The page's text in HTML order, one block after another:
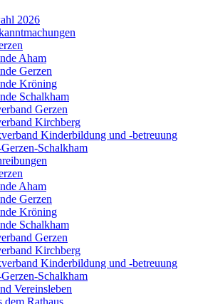
2026
Aham
Gerzen
Kröning
Schalkham
Gerzen
Kirchberg
Kinderbildung und -betreuung
Schalkham
Aham
Gerzen
Kröning
Schalkham
Gerzen
Kirchberg
Kinderbildung und -betreuung
Schalkham
Vereinsleben
dem Rathaus